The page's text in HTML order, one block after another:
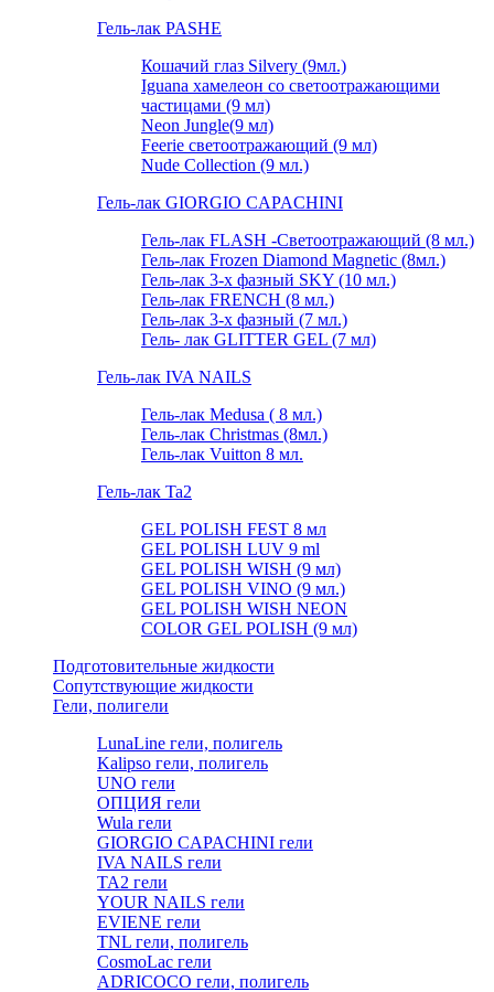
Гель-лак PASHE
Кошачий глаз Silvery (9мл.)
Iguana хамелеон со светоотражающими
частицами (9 мл)
Neon Jungle(9 мл)
Feerie светоотражающий (9 мл)
Nude Collection (9 мл.)
Гель-лак GIORGIO CAPACHINI
Гель-лак FLASH -Cветоотражающий (8 мл.)
Гель-лак Frozen Diamond Magnetic (8мл.)
Гель-лак 3-х фазный SKY (10 мл.)
Гель-лак FRENCH (8 мл.)
Гель-лак 3-х фазный (7 мл.)
Гель- лак GLITTER GEL (7 мл)
Гель-лак IVA NAILS
Гель-лак Medusa ( 8 мл.)
Гель-лак Christmas (8мл.)
Гель-лак Vuitton 8 мл.
Гель-лак Ta2
GEL POLISH FEST 8 мл
GEL POLISH LUV 9 ml
GEL POLISH WISH (9 мл)
GEL POLISH VINO (9 мл.)
GEL POLISH WISH NEON
COLOR GEL POLISH (9 мл)
Подготовительные жидкости
Сопутствующие жидкости
Гели, полигели
LunaLine гели, полигель
Kalipso гели, полигель
UNO гели
ОПЦИЯ гели
Wula гели
GIORGIO CAPACHINI гели
IVA NAILS гели
TA2 гели
YOUR NAILS гели
EVIENE гели
TNL гели, полигель
CosmoLac гели
ADRICOCO гели, полигель